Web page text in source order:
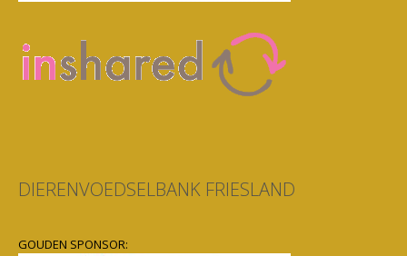
DIERENVOEDSELBANK FRIESLAND
GOUDEN SPONSOR: